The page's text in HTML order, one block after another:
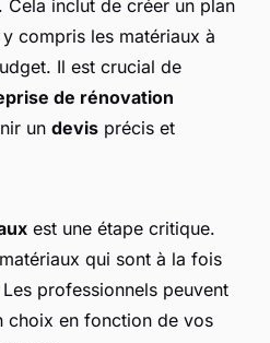
inclut de créer un plan
y compris les matériaux à
Il est crucial de
de rénovation
un devis précis et
est une étape critique.
qui sont à la fois
professionnels peuvent
choix en fonction de vos